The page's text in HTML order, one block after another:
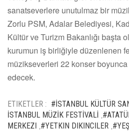
sanatseverlere unutulmaz bir
Zorlu PSM, Adalar Belediyesi,
Kültür ve Turizm Bakanlığı başta
kurumun iş birliğiyle düzenlenen
müzikseverleri 22 konser
edecek.
ETIKETLER : #İSTANBUL KÜLTÜR
İSTANBUL MÜZİK FESTİVALİ
MERKEZI #YETKIN DIKINCILER